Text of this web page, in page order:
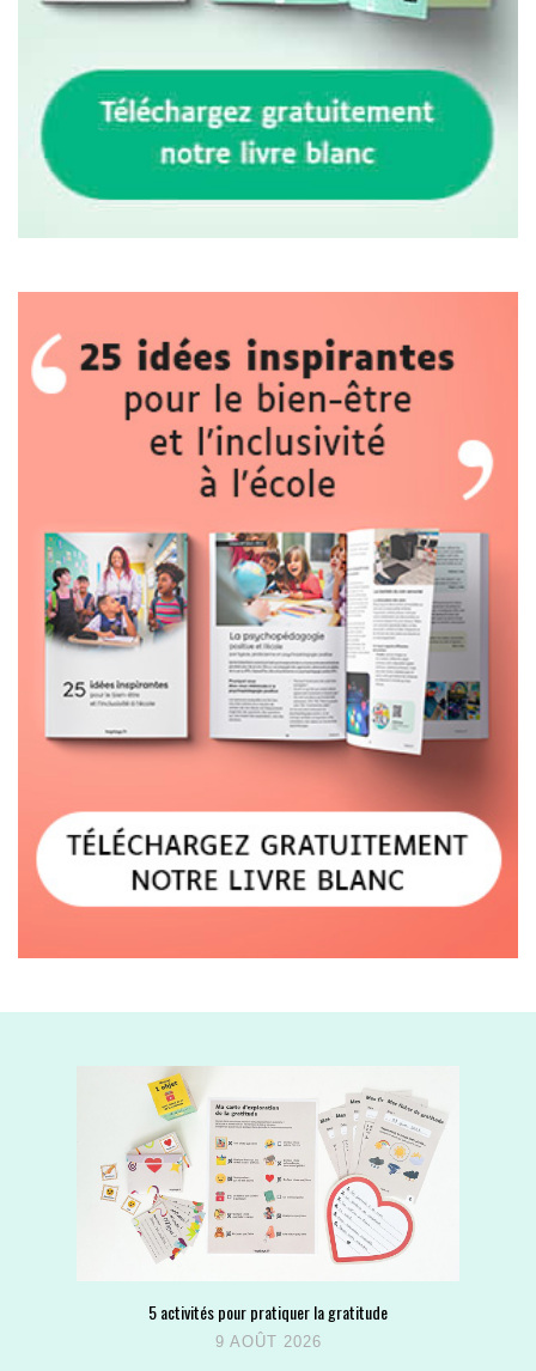
5 activités pour pratiquer la gratitude
9 AOÛT 2026